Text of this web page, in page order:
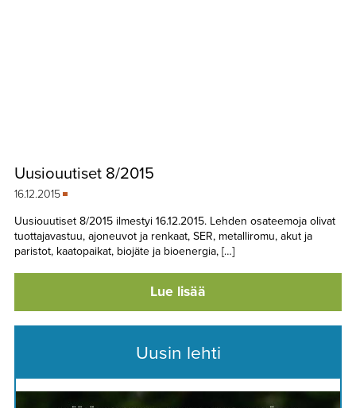
Uusiouutiset 8/2015
16.12.2015
Uusiouutiset 8/2015 ilmestyi 16.12.2015. Lehden osateemoja olivat
tuottajavastuu, ajoneuvot ja renkaat, SER, metalliromu, akut ja
paristot, kaatopaikat, biojäte ja bioenergia, […]
Lue lisää
Uusin lehti